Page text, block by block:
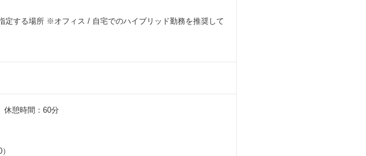
定する場所 ※オフィス / 自宅でのハイブリッド勤務を推奨して
憩時間：60分